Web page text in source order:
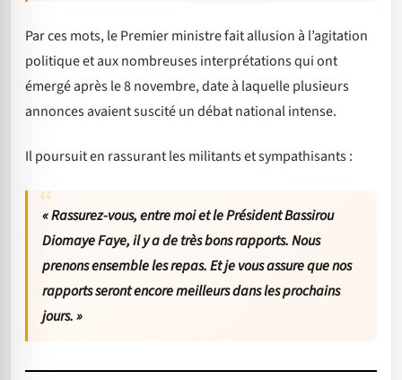
Par ces mots, le Premier ministre fait allusion à l’agitation
politique et aux nombreuses interprétations qui ont
émergé après le 8 novembre, date à laquelle plusieurs
annonces avaient suscité un débat national intense.
Il poursuit en rassurant les militants et sympathisants :
« Rassurez-vous, entre moi et le Président Bassirou
Diomaye Faye, il y a de très bons rapports. Nous
prenons ensemble les repas. Et je vous assure que nos
rapports seront encore meilleurs dans les prochains
jours. »